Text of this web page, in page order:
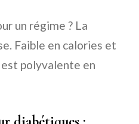
un régime ? La
Faible en calories et
polyvalente en